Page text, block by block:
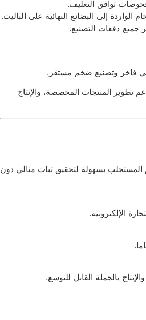
جميع دفعات التصنيع.
تطوير المنتجات المخصصة، والإنتاج
المستحلب بسهولة لتحقيق ثبات مثالي دون
الإلكترونية.
بالجملة القابل للتوسع.